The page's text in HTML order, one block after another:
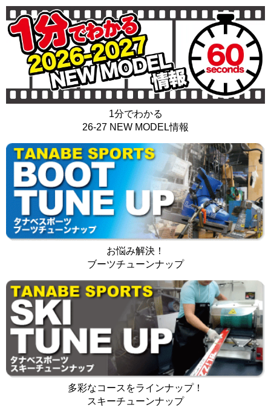
1分でわかる
26-27 NEW MODEL情報
お悩み解決！
ブーツチューンナップ
多彩なコースをラインナップ！
スキーチューンナップ